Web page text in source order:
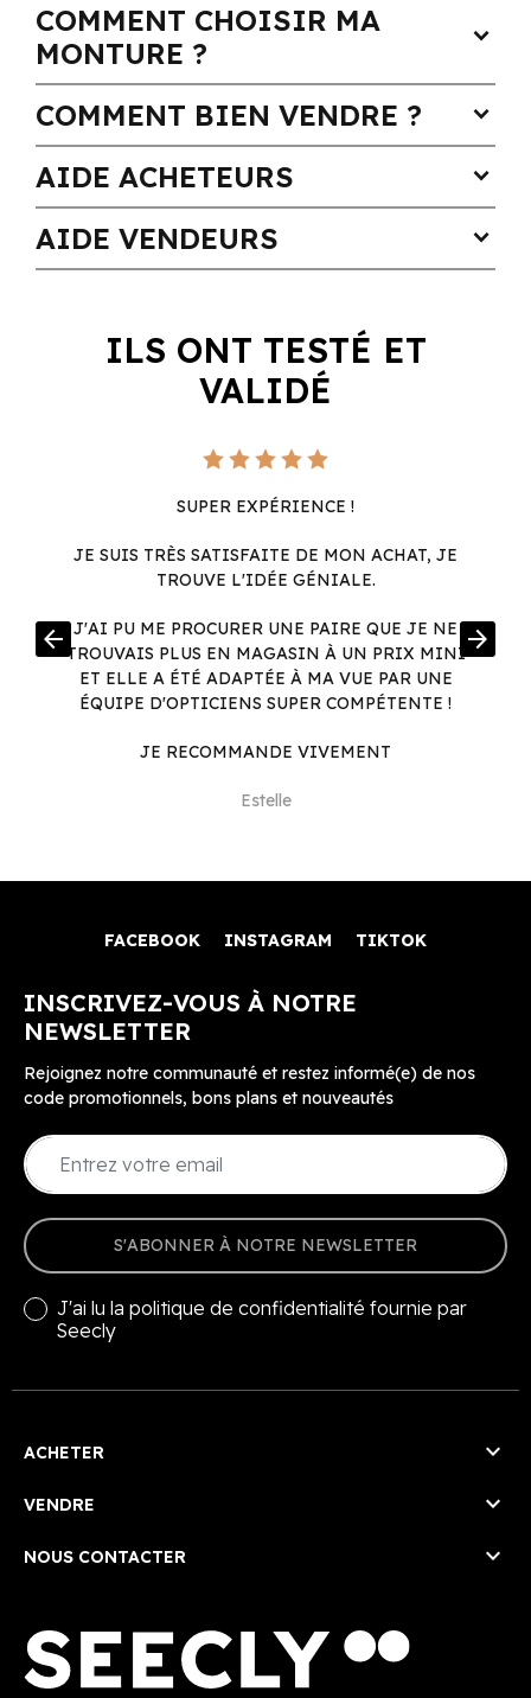
COMMENT CHOISIR MA
MONTURE ?
expand_more
COMMENT BIEN VENDRE ? expand_more
AIDE ACHETEURS expand_more
AIDE VENDEURS expand_more
ILS ONT TESTÉ ET
VALIDÉ
SUPER EXPÉRIENCE !
JE SUIS TRÈS SATISFAITE DE MON ACHAT, JE
TROUVE L'IDÉE GÉNIALE.
J'AI PU ME PROCURER UNE PAIRE QUE JE NE
TROUVAIS PLUS EN MAGASIN À UN PRIX MINI
ET ELLE A ÉTÉ ADAPTÉE À MA VUE PAR UNE
ÉQUIPE D'OPTICIENS SUPER COMPÉTENTE !
JE RECOMMANDE VIVEMENT
Estelle
arrow_back arrow_forward
FACEBOOK INSTAGRAM TIKTOK
INSCRIVEZ-VOUS À NOTRE
NEWSLETTER
Rejoignez notre communauté et restez informé(e) de nos
code promotionnels, bons plans et nouveautés
S'ABONNER À NOTRE NEWSLETTER
J'ai lu la politique de confidentialité fournie par
Seecly
ACHETER 
VENDRE 
NOUS CONTACTER 